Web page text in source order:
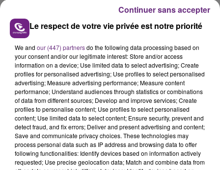
SI TOUT LE MONDE FAIT ÇA, MOI L'ANNÉE
PROCHAINE JE VENDANGE EN...
La vendange en Champagne a débuté ce jeudi 6
août dans la commune de Montgueux (Aube). Du
jamais vu !
L'INSPECTION DU TRAVAIL RAPPELLE À
L'ORDRE SUR LES CONDITIONS DE...
Alors que les dates de début des vendange 2026
s'est avéré être plus précoce que prévu,
Le respect de votre vie privée est notre priorité
We and our (447) partnersdo the following data processing based on
your consent and/or our legitimate interest: Store and/or access
information on a device; Use limited data to select advertising; Create
profiles for personalised advertising; Use profiles to select personalised
advertising; Measure advertising performance; Measure content
performance; Understand audiences through statistics or combinations
of data from different sources; Develop and improve services; Create
profiles to personalise content; Use profiles to select personalised
content; Use limited data to select content; Ensure security, prevent and
detect fraud, and fix errors; Deliver and present advertising and content;
Save and communicate privacy choices. These technologies may
process personal data such as IP address and browsing data to offer
following functionalities: Identify devices based on information actively
requested; Use precise geolocation data; Match and combine data from
Continuer sans accepter